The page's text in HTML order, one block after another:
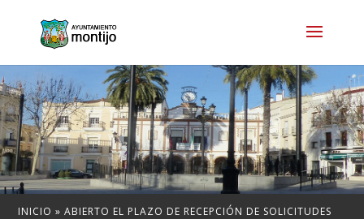
INICIO »ABIERTO EL PLAZO DE RECEPCIÓN DE SOLICITUDES